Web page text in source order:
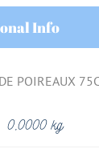
Info
POIREAUX
0,0000 kg